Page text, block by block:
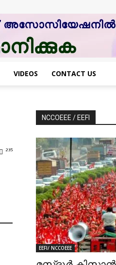
VIDEOS CONTACT US
235
NCCOEEE / EEFI
EEFI/ NCCOEEE